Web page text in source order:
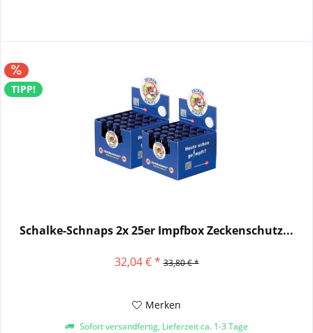
TIPP!
Schalke-Schnaps 2x 25er Impfbox Zeckenschutz...
32,04 € * 33,80 € *
Merken
Sofort versandfertig, Lieferzeit ca. 1-3 Tage